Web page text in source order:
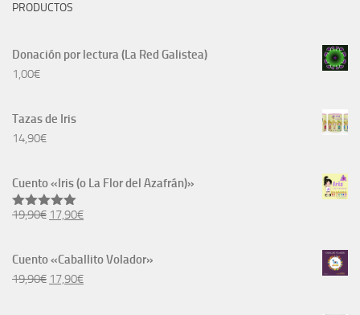
PRODUCTOS
Donación por lectura (La Red Galistea)
1,00€
Tazas de Iris
14,90€
Cuento «Iris (o La Flor del Azafrán)»
Valorado
19,90€ El
original
era:
17,90€El
actual
es:
Cuento «Caballito Volador»
19,90€ El
17,90€El